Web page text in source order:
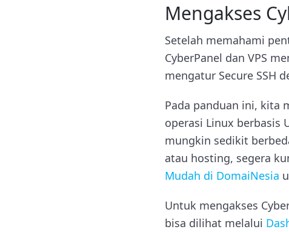
Mengakses
Setelah memahami
CyberPanel dan VPS
mengatur Secure SSH
Pada panduan ini, kita
operasi Linux berbasis
mungkin sedikit
atau hosting, segera
Mudah di DomaiNesia
Untuk mengakses
bisa dilihat melalui